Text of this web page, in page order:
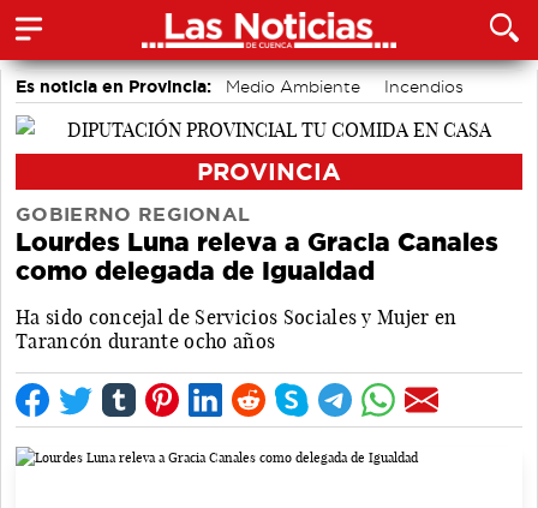
Es noticia en Provincia: Medio Ambiente Incendios
PROVINCIA
GOBIERNO REGIONAL
Lourdes Luna releva a Gracia Canales
como delegada de Igualdad
Ha sido concejal de Servicios Sociales y Mujer en
Tarancón durante ocho años